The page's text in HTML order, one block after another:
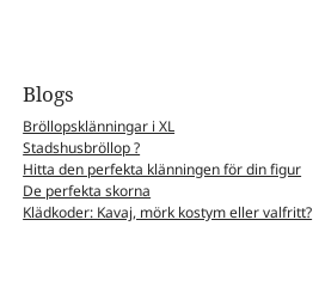
Blogs
Bröllopsklänningar i XL
Stadshusbröllop ?
Hitta den perfekta klänningen för din figur
De perfekta skorna
Klädkoder: Kavaj, mörk kostym eller valfritt?